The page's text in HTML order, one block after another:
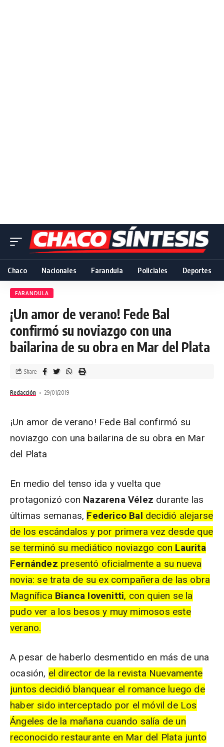
Chaco Nacionales Farandula Policiales Deportes
FARANDULA
¡Un amor de verano! Fede Bal
confirmó su noviazgo con una
bailarina de su obra en Mar del Plata
Redacción 29/01/2019
Share
¡Un amor de verano! Fede Bal confirmó su
noviazgo con una bailarina de su obra en Mar
del Plata
En medio del tenso ida y vuelta que
protagonizó con Nazarena Vélez durante las
últimas semanas, Federico Bal decidió alejarse
de los escándalos y por primera vez desde que
se terminó su mediático noviazgo con Laurita
Fernández presentó oficialmente a su nueva
novia: se trata de su ex compañera de las obra
Magnífica Bianca Iovenitti, con quien se la
pudo ver a los besos y muy mimosos este
verano.
A pesar de haberlo desmentido en más de una
ocasión, el director de la revista Nuevamente
juntos decidió blanquear el romance luego de
haber sido interceptado por el móvil de Los
Ángeles de la mañana cuando salía de un
reconocido restaurante en Mar del Plata junto